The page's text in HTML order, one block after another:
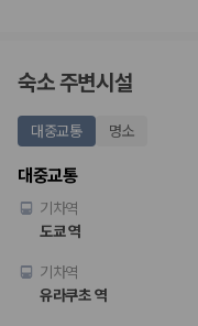
숙소 주변시설
대중교통 명소
대중교통
기차역
도쿄 역
기차역
유라쿠초 역